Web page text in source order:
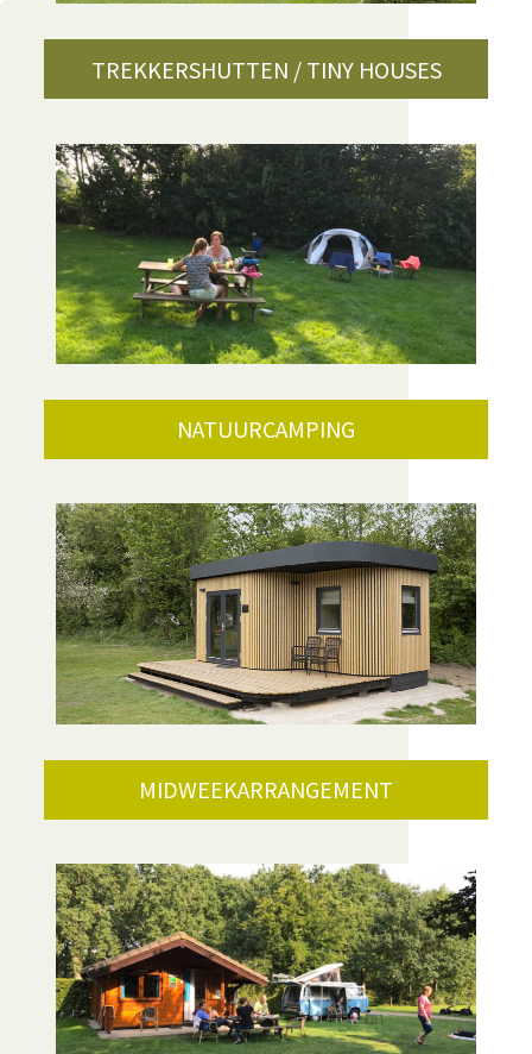
TREKKERSHUTTEN / TINY HOUSES
NATUURCAMPING
MIDWEEKARRANGEMENT